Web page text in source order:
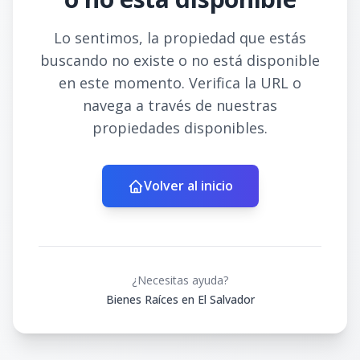
Lo sentimos, la propiedad que estás
buscando no existe o no está disponible
en este momento. Verifica la URL o
navega a través de nuestras
propiedades disponibles.
Volver al inicio
¿Necesitas ayuda?
Bienes Raíces en El Salvador